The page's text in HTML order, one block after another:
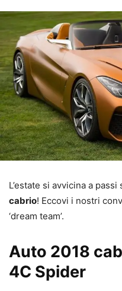
L’estate si avvicina a
cabrio! Eccovi i nostri
‘dream team’.
Auto 2018
4C Spider